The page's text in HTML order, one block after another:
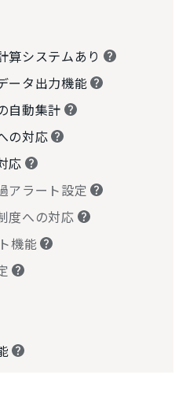
算システムあり
ータ出力機能
自動集計
の対応
応
アラート設定
度への対応
機能